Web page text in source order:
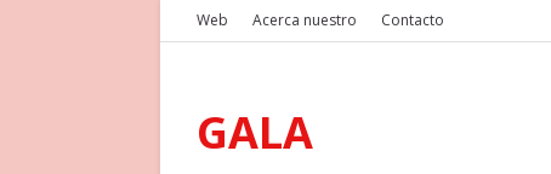
Web Acerca nuestro Contacto
GALA